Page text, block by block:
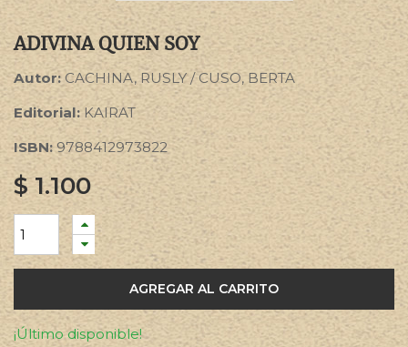
ADIVINA QUIEN SOY
Autor: CACHINA, RUSLY / CUSO, BERTA
Editorial: KAIRAT
ISBN: 9788412973822
$1.100
AGREGAR AL CARRITO
¡Último disponible!